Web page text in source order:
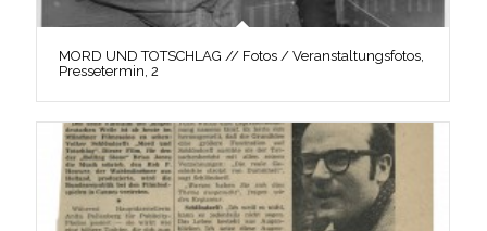
MORD UND TOTSCHLAG // Fotos / Veranstaltungsfotos,
Pressetermin, 2